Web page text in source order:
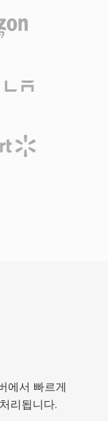
에서 빠르게
리됩니다.